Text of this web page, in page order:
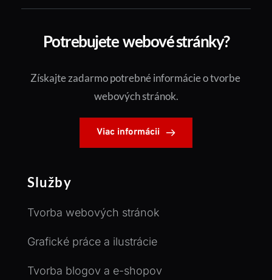
Potrebujete  webové stránky?
Získajte zadarmo potrebné informácie o tvorbe
webových stránok.
Viac informácii
Služby
Tvorba webových stránok
Grafické práce a ilustrácie
Tvorba blogov a e-shopov